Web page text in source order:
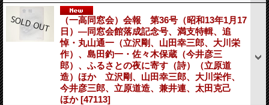
（一高同窓会）会報 第36号（昭和13年1月17
日）―同窓会館落成記念号、満支特輯、追
悼・丸山通一（立沢剛、山田幸三郎、大川栄
作）、島田釣一・佐々木保蔵（今井彦三
郎）、ふるさとの夜に寄す（詩）（立原道
造）ほか 立沢剛、山田幸三郎、大川栄作、
今井彦三郎、立原道造、兼井連、太田克己
ほか[47113]